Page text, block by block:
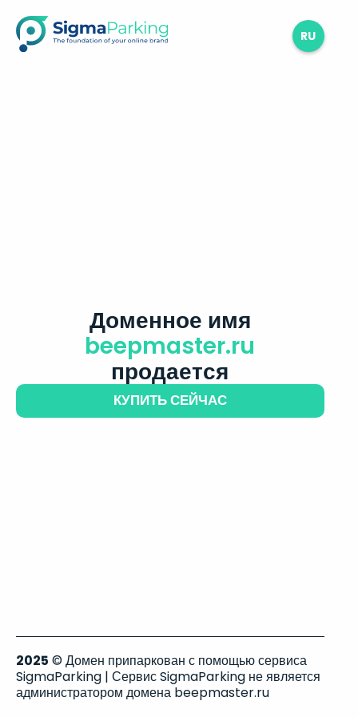
RU
Доменное имя
beepmaster.ru
продается
КУПИТЬ СЕЙЧАС
2025 © Домен припаркован с помощью сервиса
SigmaParking | Сервис SigmaParking не является
администратором домена beepmaster.ru